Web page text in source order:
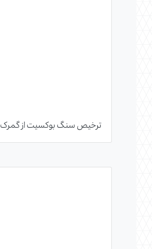
ترخیص سنگ بوکسیت از گمرک